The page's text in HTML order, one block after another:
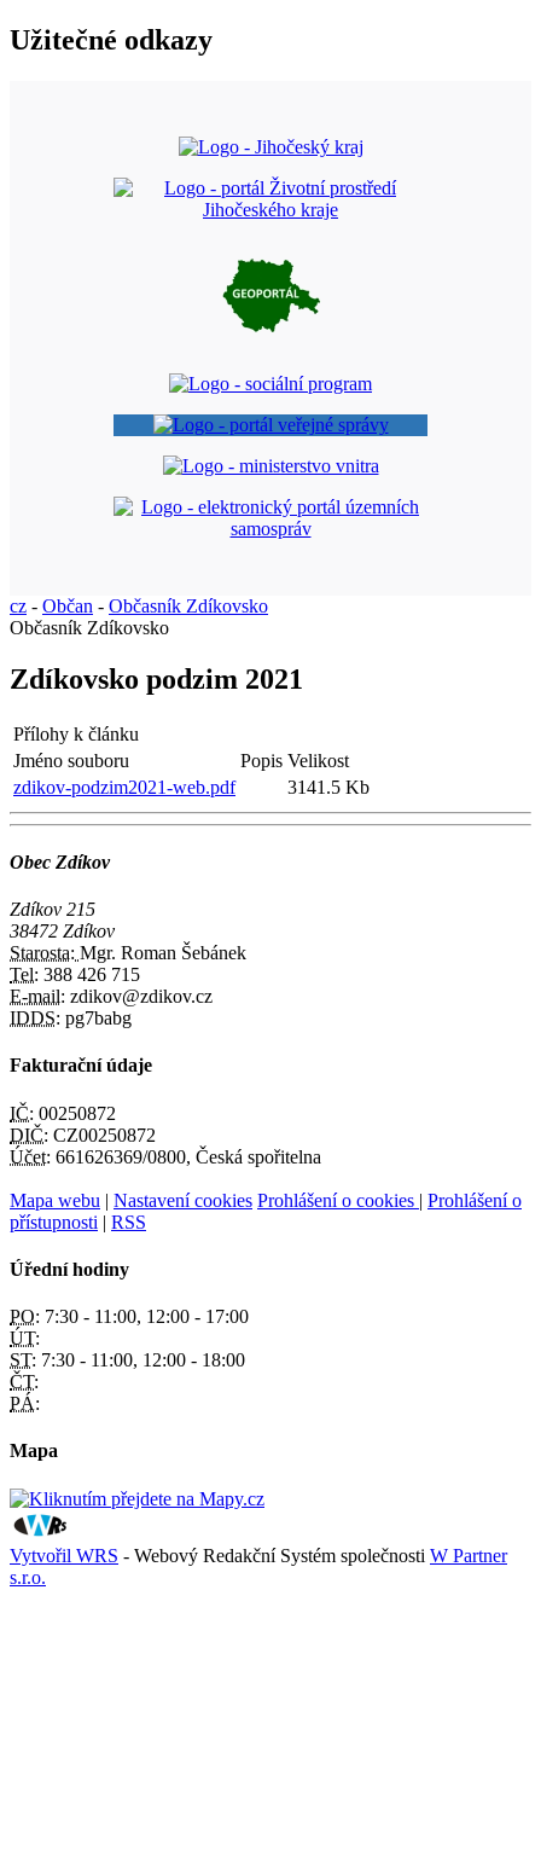
Užitečné odkazy
cz - Občan - Občasník Zdíkovsko
Občasník Zdíkovsko
Zdíkovsko podzim 2021
Přílohy k článku
Jméno souboru
Popis Velikost
zdikov-podzim2021-web.pdf
3141.5 Kb
Obec Zdíkov
Zdíkov 215
38472 Zdíkov
Starosta: Mgr. Roman Šebánek
Tel: 388 426 715
E-mail: zdikov@zdikov.cz
IDDS: pg7babg
Fakturační údaje
IČ: 00250872
DIČ: CZ00250872
Účet: 661626369/0800, Česká spořitelna
Mapa webu | Nastavení cookies Prohlášení o cookies | Prohlášení o
přístupnosti | RSS
Úřední hodiny
PO: 7:30 - 11:00, 12:00 - 17:00
ÚT:
ST: 7:30 - 11:00, 12:00 - 18:00
ČT:
PÁ:
Mapa
Vytvořil WRS - Webový Redakční Systém společnosti W Partner
s.r.o.